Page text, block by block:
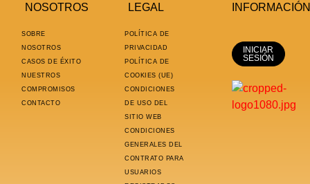
NOSOTROS
SOBRE
NOSOTROS
CASOS DE ÉXITO
NUESTROS
COMPROMISOS
CONTACTO
LEGAL
POLÍTICA DE
PRIVACIDAD
POLÍTICA DE
COOKIES (UE)
CONDICIONES
DE USO DEL
SITIO WEB
CONDICIONES
GENERALES DEL
CONTRATO PARA
USUARIOS
INFORMACIÓN
INICIAR
SESIÓN